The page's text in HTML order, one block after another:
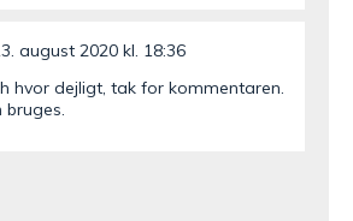
august 2020 kl. 18:36
hvor dejligt, tak for kommentaren.
bruges.